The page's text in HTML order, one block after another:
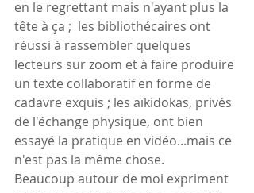
en le regrettant mais n'ayant plus la
tête à ça ;  les bibliothécaires ont
réussi à rassembler quelques
lecteurs sur zoom et à faire produire
un texte collaboratif en forme de
cadavre exquis ; les aïkidokas, privés
de l'échange physique, ont bien
essayé la pratique en vidéo...mais ce
n'est pas la même chose.
Beaucoup autour de moi expriment